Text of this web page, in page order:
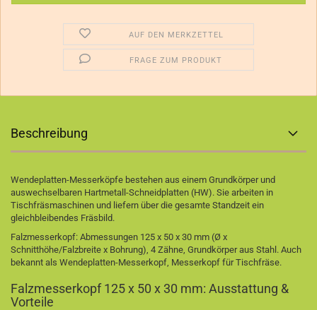
AUF DEN MERKZETTEL
FRAGE ZUM PRODUKT
Beschreibung
Wendeplatten-Messerköpfe bestehen aus einem Grundkörper und
auswechselbaren Hartmetall-Schneidplatten (HW). Sie arbeiten in
Tischfräsmaschinen und liefern über die gesamte Standzeit ein
gleichbleibendes Fräsbild.
Falzmesserkopf: Abmessungen 125 x 50 x 30 mm (Ø x
Schnitthöhe/Falzbreite x Bohrung), 4 Zähne, Grundkörper aus Stahl. Auch
bekannt als Wendeplatten-Messerkopf, Messerkopf für Tischfräse.
Falzmesserkopf 125 x 50 x 30 mm: Ausstattung &
Vorteile